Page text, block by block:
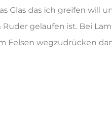
Glas das ich greifen will
gelaufen ist. Bei
Felsen wegzudrücken